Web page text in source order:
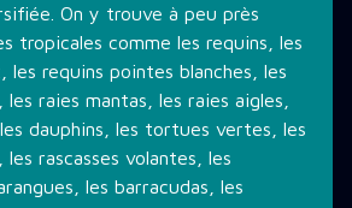
On y trouve à peu près
tropicales comme les requins, les
les requins pointes blanches, les
raies mantas, les raies aigles,
dauphins, les tortues vertes, les
rascasses volantes, les
les barracudas, les